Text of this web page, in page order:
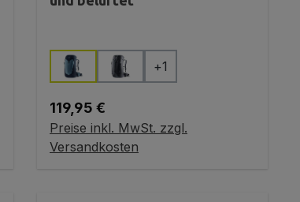
Farbe auswählen
+1
Regulärer Preis:
119,95 €
Preise inkl. MwSt. zzgl.
Versandkosten
In den Warenkorb